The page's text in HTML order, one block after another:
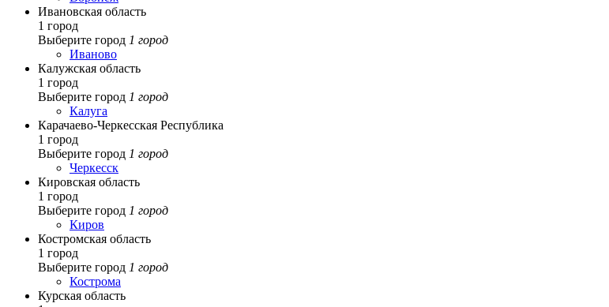
Ивановская область
1 город
Выберите город 1 город
Иваново
Калужская область
1 город
Выберите город 1 город
Калуга
Карачаево-Черкесская Республика
1 город
Выберите город 1 город
Черкесск
Кировская область
1 город
Выберите город 1 город
Киров
Костромская область
1 город
Выберите город 1 город
Кострома
Курская область